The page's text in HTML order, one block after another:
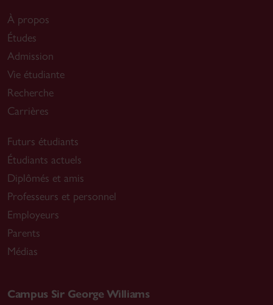
À propos
Études
Admission
Vie étudiante
Recherche
Carrières
Futurs étudiants
Étudiants actuels
Diplômés et amis
Professeurs et personnel
Employeurs
Parents
Médias
Campus Sir George Williams